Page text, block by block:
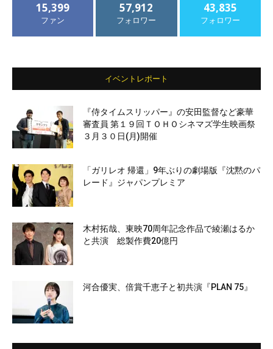
15,399
ファン
57,912
フォロワー
43,835
フォロワー
イベントレポート
『侍タイムスリッパー』の安田監督など豪華
審査員 第１９回ＴＯＨＯシネマズ学生映画祭
３月３０日(月)開催
「ガリレオ 帰還」9年ぶりの劇場版『沈黙のパ
レード』ジャパンプレミア
木村拓哉、東映70周年記念作品で綾瀬はるか
と共演 総製作費20億円
河合優実、倍賞千恵子と初共演『PLAN 75』